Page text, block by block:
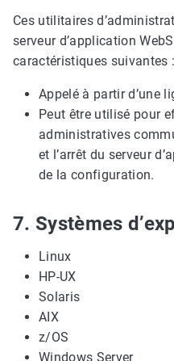
Ces utilitaires
serveur d’application
caractéristiques suivantes :
Appelé à partir d’une
Peut être utilisé pour
administratives
et l’arrêt du serveur
de la configuration.
7. Systèmes
Linux
HP-UX
Solaris
AIX
z/OS
Windows Server